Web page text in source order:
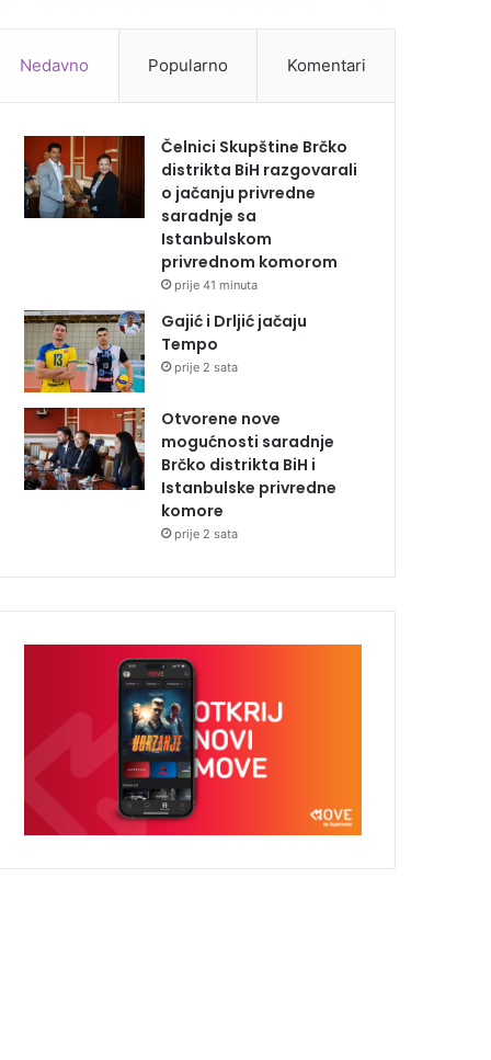
Nedavno Popularno Komentari
Čelnici Skupštine Brčko
distrikta BiH razgovarali
o jačanju privredne
saradnje sa
Istanbulskom
privrednom komorom
prije 41 minuta
Gajić i Drljić jačaju
Tempo
prije 2 sata
Otvorene nove
mogućnosti saradnje
Brčko distrikta BiH i
Istanbulske privredne
komore
prije 2 sata